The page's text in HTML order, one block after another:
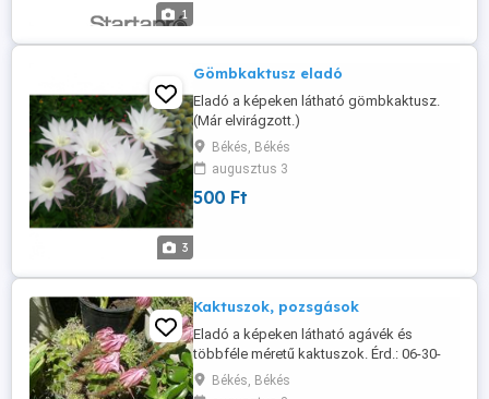
1
3
Gömbkaktusz eladó
Eladó a képeken látható gömbkaktusz.
(Már elvirágzott.)
Békés, Békés
augusztus 3
500 Ft
Kaktuszok, pozsgások
Eladó a képeken látható agávék és
többféle méretű kaktuszok. Érd.: 06-30-
336-4392
Békés, Békés